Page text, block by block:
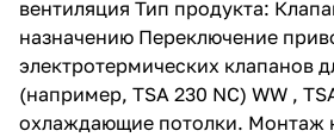
вентиляция Тип продукта:
назначению Переключение
электротермических клапанов
(например, TSA 230 NC) WW ,
охлаждающие потолки. Монтаж